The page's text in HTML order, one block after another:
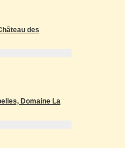
des
Domaine La